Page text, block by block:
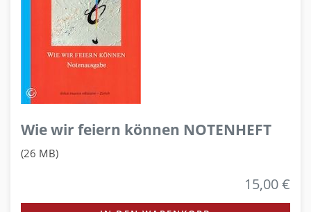
Wie wir feiern können NOTENHEFT
(26 MB)
15,00 €